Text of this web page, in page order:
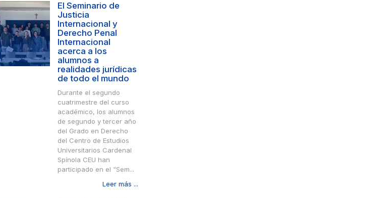
El Seminario de
Justicia
Internacional y
Derecho Penal
Internacional
acerca a los
alumnos a
realidades jurídicas
de todo el mundo
Durante el segundo
cuatrimestre del curso
académico, los alumnos
de segundo y tercer año
del Grado en Derecho
del Centro de Estudios
Universitarios Cardenal
Spínola CEU han
participado en el “Sem...
Leer más ...